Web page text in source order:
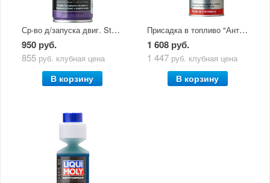
Ср-во д/запуска двиг. Start Fix (0,2л) 1085
950 руб.
855 руб. клубная цена
В корзину
Присадка в топливо "Антилед" Fuel Protect (0,3л) 3964
1 608 руб.
1 447 руб. клубная цена
В корзину